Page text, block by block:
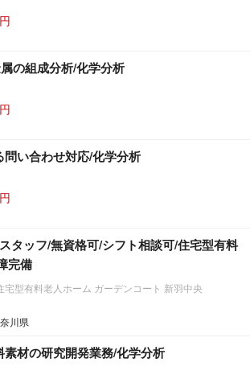
の組成分析/化学分析
い合わせ対応/化学分析
タッフ/無資格可/シフト相談可/住宅型有料
完備
型有料老人ホーム ガーデンコート 新羽中央
川県
材の研究開発業務/化学分析